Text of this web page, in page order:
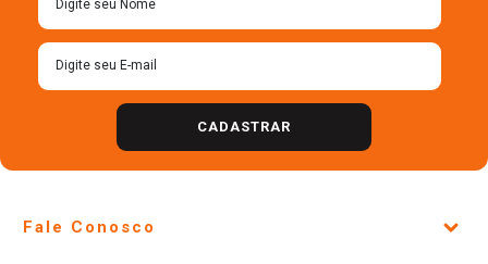
CADASTRAR
Fale Conosco